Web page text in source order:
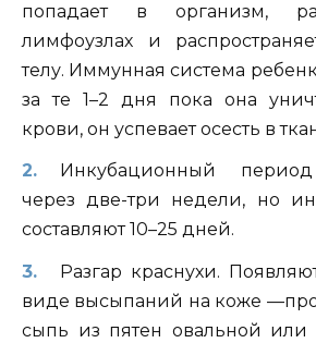
попадает в организм,
лимфоузлах и
телу. Иммунная система
за те 1–2 дня пока она
крови, он успевает осесть в
Инкубационный период
через две-три недели, но
составляют 10–25 дней.
Разгар краснухи.
виде высыпаний на коже
сыпь из пятен овальной или